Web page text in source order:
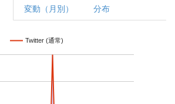
変動（月別） 分布
Twitter (通常)